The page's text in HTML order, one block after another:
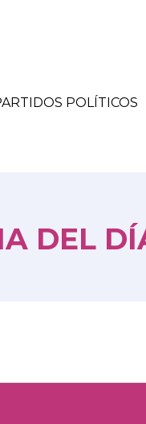
POLÍTICOS
DEL